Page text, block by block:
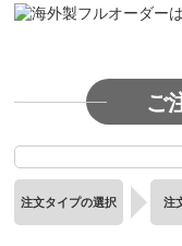
ご
注文タイプの選択 注